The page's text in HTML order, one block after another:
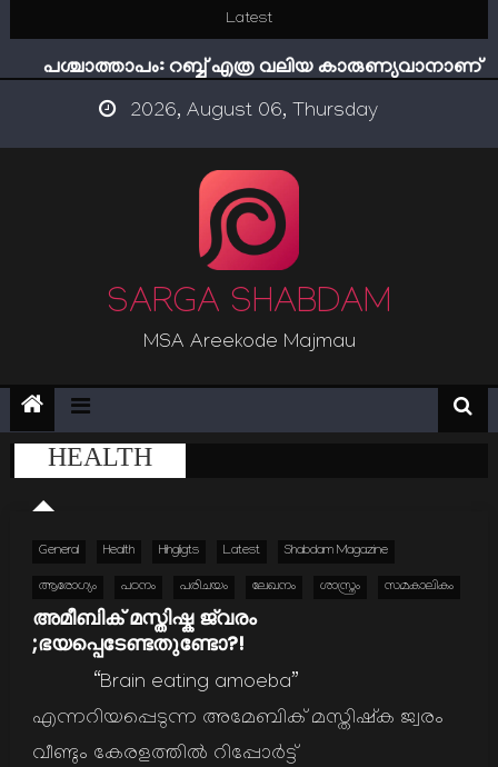
content
Latest
ഇമാം നവവി: അനന്തമായ നാൽപതാണ്ടുകൾ
പശ്ചാത്താപം: റബ്ബ് എത്ര വലിയ കാരുണ്യവാനാണ്
ഇന്ന് നേടിയാൽ ഇരട്ടി നേടാം
സൂക്ഷിക്കുക! കുറ്റകൃത്യങ്ങളാണിന്ന് ട്രെന്‍ഡ്
ഇമാം നവവി: അനന്തമായ നാൽപതാണ്ടുകൾ
2026, August 06, Thursday
SARGA SHABDAM
MSA Areekode Majmau
HEALTH
General Health Hihgligts Latest Shabdam Magazine
ആരോഗ്യം പഠനം പരിചയം ലേഖനം ശാസ്ത്രം സമകാലികം
അമീബിക് മസ്തിഷ്ക ജ്വരം
;ഭയപ്പെടേണ്ടതുണ്ടോ?!
“Brain eating amoeba”
എന്നറിയപ്പെടുന്ന അമേബിക് മസ്തിഷ്ക ജ്വരം
വീണ്ടും കേരളത്തിൽ റിപ്പോർട്ട്‌